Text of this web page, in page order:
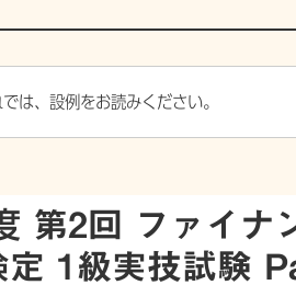
では、設例をお読みください。
第2回 ファイナ
定 1級実技試験